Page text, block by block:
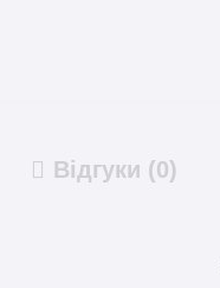
Відгуки (0)